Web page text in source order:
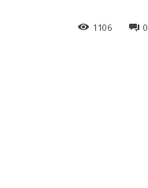
0
1106